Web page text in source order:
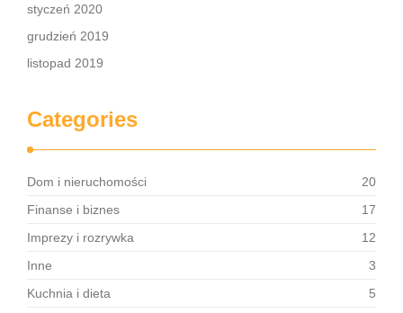
styczeń 2020
grudzień 2019
listopad 2019
Categories
Dom i nieruchomości
20
Finanse i biznes
17
Imprezy i rozrywka
12
Inne
3
Kuchnia i dieta
5